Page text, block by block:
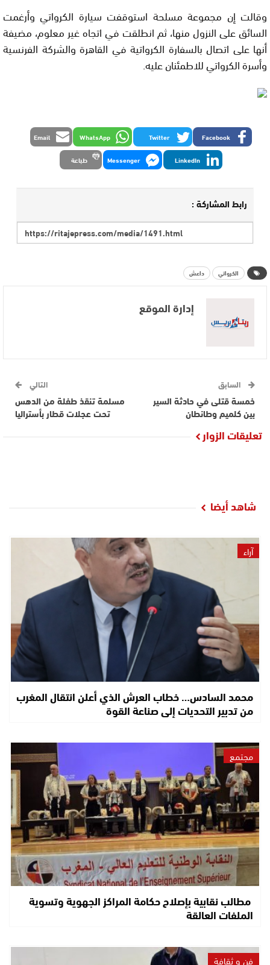
وقالت إن مجموعة مسلحة استوقفت سيارة الكرواتي وأرغمت
السائق على النزول منها، ثم انطلقت في اتجاه غير معلوم، مضيفة
أنها على اتصال بالسفارة الكرواتية في القاهرة والشركة الفرنسية
وأسرة الكرواتي للاطمئنان عليه.
Facebook
Twitter
WhatsApp
Email
LinkedIn
Messenger طباعة
رابط المشاركة :
الكرواتي داعش
إدارة الموقع
السابق
خمسة قتلى في حادثة السير
بين كلميم وطانطان
التالي
مسلمة تنقذ طفلة من الدهس
تحت عجلات قطار بأستراليا
تعليقات الزوار
شاهد أيضا
آراء
محمد السادس… خطاب العرش الذي أعلن انتقال المغرب
من تدبير التحديات إلى صناعة القوة
مجتمع
مطالب نقابية بإصلاح حكامة المراكز الجهوية وتسوية
الملفات العالقة
فن و ثقافة